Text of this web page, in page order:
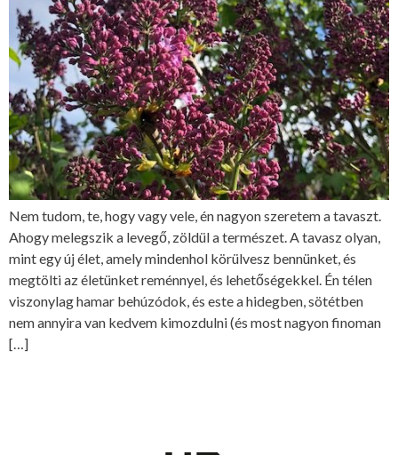
Nem tudom, te, hogy vagy vele, én nagyon szeretem a tavaszt.
Ahogy melegszik a levegő, zöldül a természet. A tavasz olyan,
mint egy új élet, amely mindenhol körülvesz bennünket, és
megtölti az életünket reménnyel, és lehetőségekkel. Én télen
viszonylag hamar behúzódok, és este a hidegben, sötétben
nem annyira van kedvem kimozdulni (és most nagyon finoman
[…]